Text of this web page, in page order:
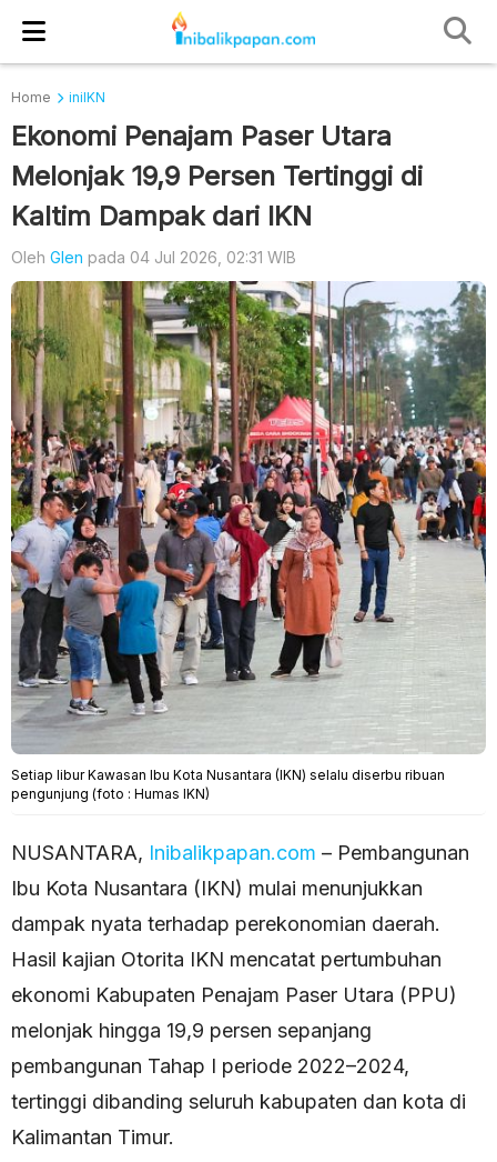
Home iniIKN
Ekonomi Penajam Paser Utara
Melonjak 19,9 Persen Tertinggi di
Kaltim Dampak dari IKN
Oleh Glen pada 04 Jul 2026, 02:31 WIB
Setiap libur Kawasan Ibu Kota Nusantara (IKN) selalu diserbu ribuan
pengunjung (foto : Humas IKN)
NUSANTARA, Inibalikpapan.com – Pembangunan
Ibu Kota Nusantara (IKN) mulai menunjukkan
dampak nyata terhadap perekonomian daerah.
Hasil kajian Otorita IKN mencatat pertumbuhan
ekonomi Kabupaten Penajam Paser Utara (PPU)
melonjak hingga 19,9 persen sepanjang
pembangunan Tahap I periode 2022–2024,
tertinggi dibanding seluruh kabupaten dan kota di
Kalimantan Timur.